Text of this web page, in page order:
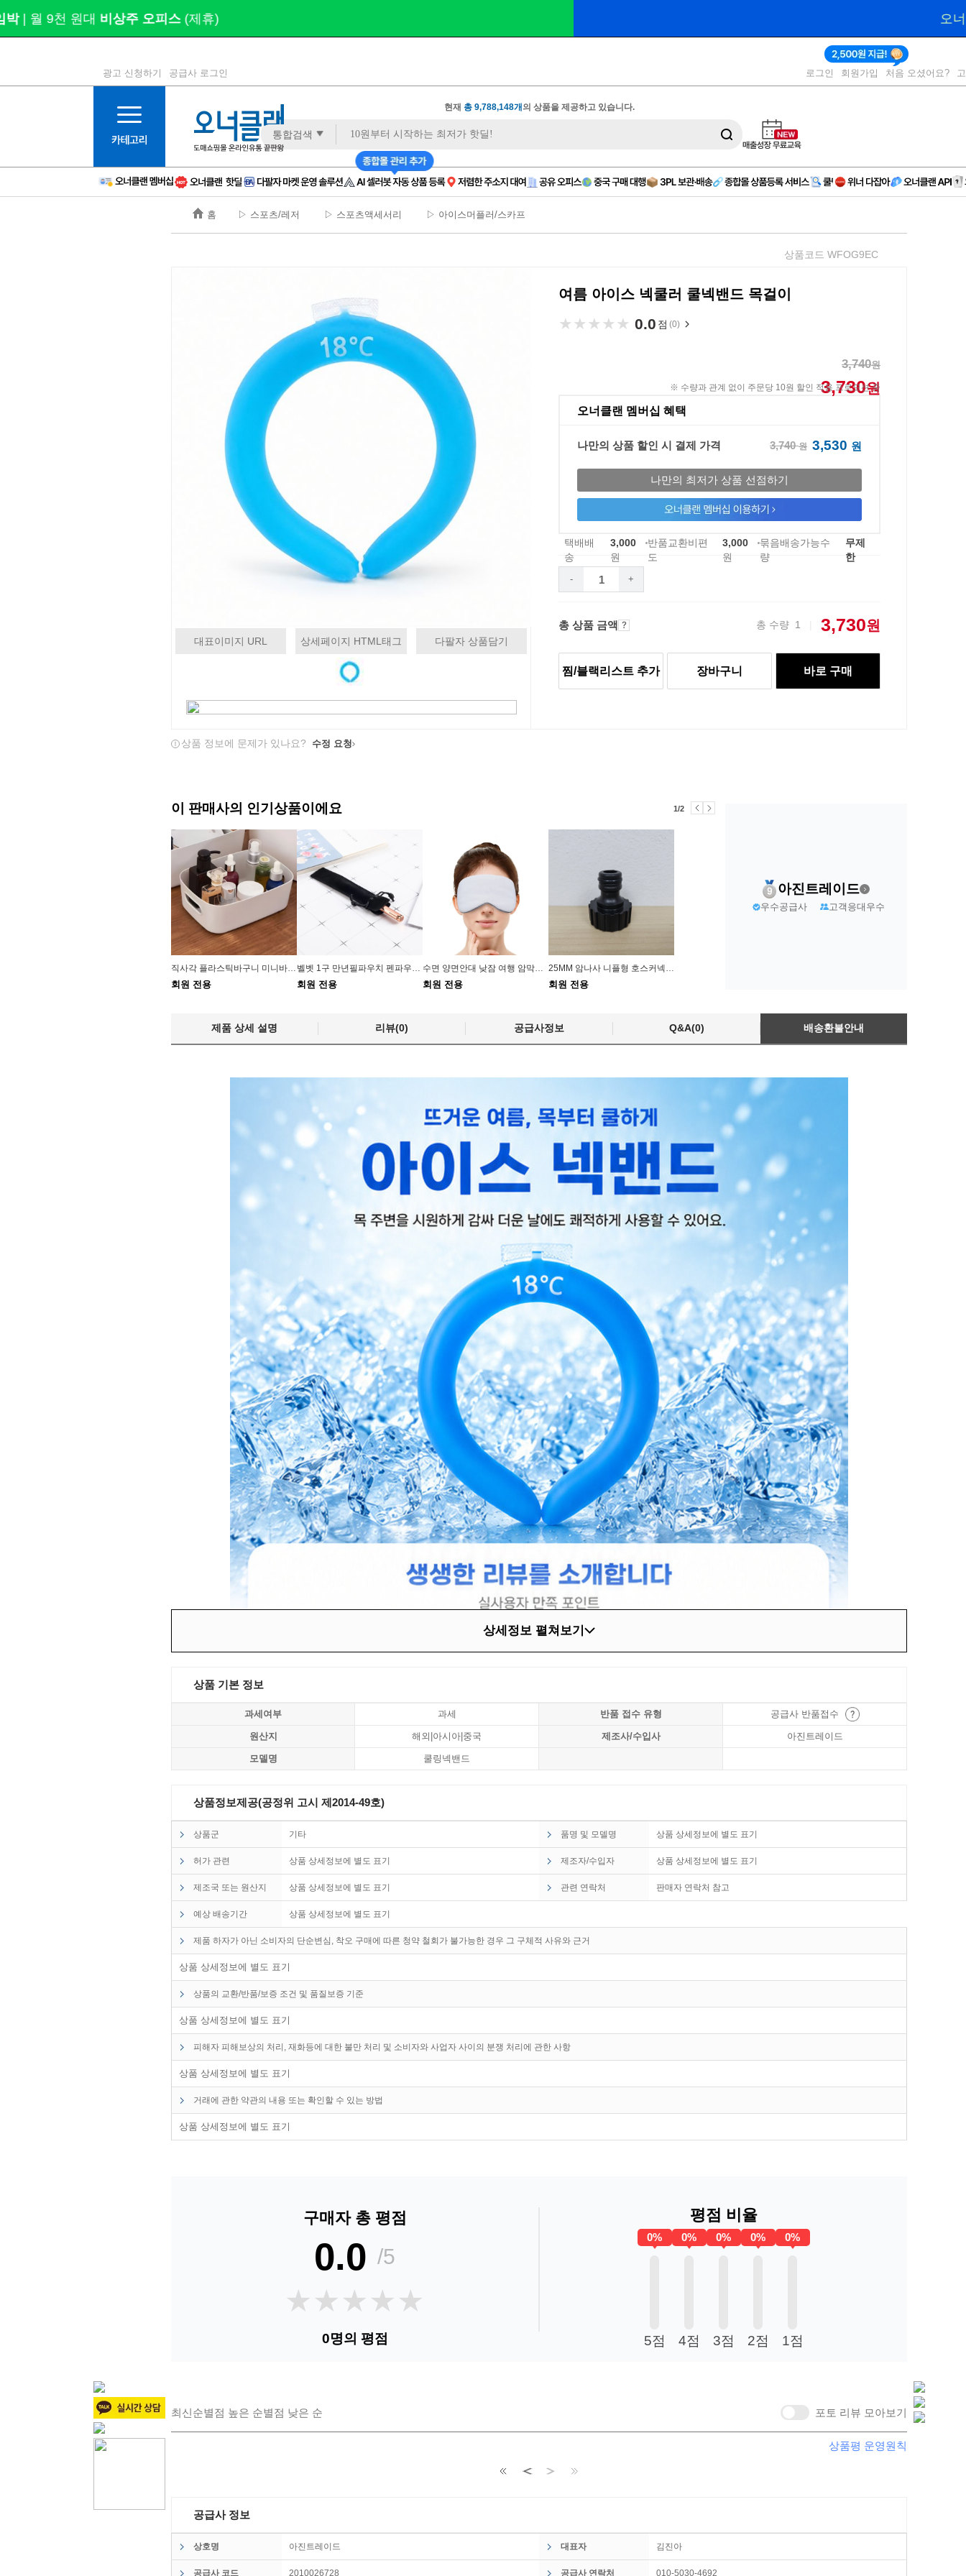
11등급
12등급
14등급
광고 신청하기 공급사 로그인 로그인 회원가입 처음 오셨어요?
현재 총 9,788,148개의 상품을 제공하고 있습니다.
통합검색
홈 ▷ 스포츠/레저 ▷ 스포츠액세서리 ▷ 아이스머플러/스카프
상품코드 WFOG9EC
대표이미지 URL 상세페이지 HTML태그 다팔자 상품담기
여름 아이스 넥쿨러 쿨넥밴드 목걸이
★★★★★
★★★★★ 0.0 점 (0)
3,740원
3,730원
※ 수량과 관계 없이 주문당 10원 할인 적용 프로모션 중
오너클랜 멤버십 혜택
나만의 상품 할인 시 결제 가격 3,740원 3,530 원
나만의 최저가 상품 선점하기
택배배
송
3,000
원
반품교환비편
도
3,000
원
묶음배송가능수
량
무제
한
- +
총 상품 금액 총 수량 1 3,730원
찜/블랙리스트 추가 장바구니 바로 구매
상품 정보에 문제가 있나요? 수정 요청
이 판매사의 인기상품이에요 1/2
직사각 플라스틱바구니 미니바스켓 손잡이 소품
회원 전용
벨벳 1구 만년필파우치 펜파우치 봉제 선물 펜슬
회원 전용
수면 양면안대 낮잠 여행 암막안대
회원 전용
25MM 암나사 니플형 호스커넥터 수도꼭지어댑터
회원 전용
아진트레이드
우수공급사 고객응대우수
제품 상세 설명 리뷰(0) 공급사정보 Q&A(0) 배송환불안내
상세정보 펼쳐보기
상품 기본 정보
과세여부 과세 반품 접수 유형 공급사 반품접수
원산지 해외|아시아|중국 제조사/수입사 아진트레이드
모델명 쿨링넥밴드
상품정보제공(공정위 고시 제2014-49호)
상품군 기타 품명 및 모델명 상품 상세정보에 별도 표기
허가 관련 상품 상세정보에 별도 표기 제조자/수입자 상품 상세정보에 별도 표기
제조국 또는 원산지 상품 상세정보에 별도 표기 관련 연락처 판매자 연락처 참고
예상 배송기간 상품 상세정보에 별도 표기
제품 하자가 아닌 소비자의 단순변심, 착오 구매에 따른 청약 철회가 불가능한 경우 그 구체적 사유와 근거
상품 상세정보에 별도 표기
상품의 교환/반품/보증 조건 및 품질보증 기준
상품 상세정보에 별도 표기
피해자 피해보상의 처리, 재화등에 대한 불만 처리 및 소비자와 사업자 사이의 분쟁 처리에 관한 사항
상품 상세정보에 별도 표기
거래에 관한 약관의 내용 또는 확인할 수 있는 방법
상품 상세정보에 별도 표기
구매자 총 평점
0.0 /5
★★★★★
★★★★★
0명의 평점
평점 비율
0%
5점
0%
4점
0%
3점
0%
2점
0%
1점
최신순별점 높은 순별점 낮은 순 포토 리뷰 모아보기
상품평 운영원칙
공급사 정보
상호명 아진트레이드 대표자 김진아
공급사 코드 2010026728 공급사 연락처 010-5030-4692